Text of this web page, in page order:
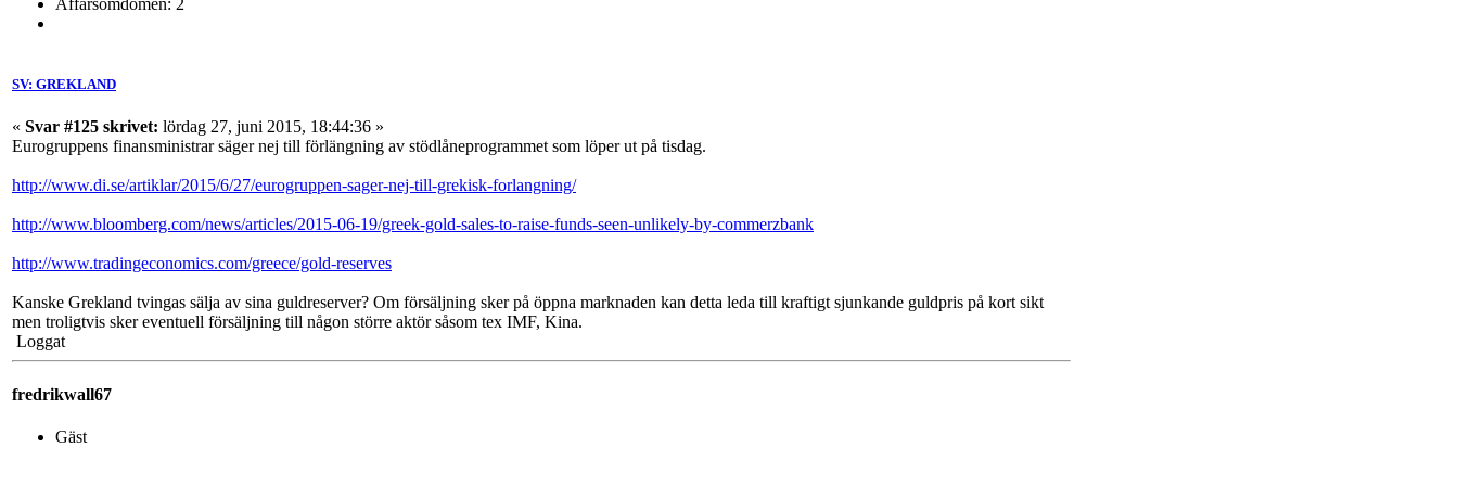
Affärsomdömen: 2
SV: GREKLAND
« Svar #125 skrivet: lördag 27, juni 2015, 18:44:36 »
Eurogruppens finansministrar säger nej till förlängning av stödlåneprogrammet som löper ut på tisdag.
http://www.di.se/artiklar/2015/6/27/eurogruppen-sager-nej-till-grekisk-forlangning/
http://www.bloomberg.com/news/articles/2015-06-19/greek-gold-sales-to-raise-funds-seen-unlikely-by-commerzbank
http://www.tradingeconomics.com/greece/gold-reserves
Kanske Grekland tvingas sälja av sina guldreserver? Om försäljning sker på öppna marknaden kan detta leda till kraftigt sjunkande guldpris på kort sikt
men troligtvis sker eventuell försäljning till någon större aktör såsom tex IMF, Kina.
Loggat
fredrikwall67
Gäst